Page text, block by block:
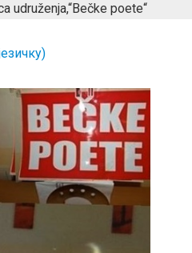
udruženja,“Bečke poete“